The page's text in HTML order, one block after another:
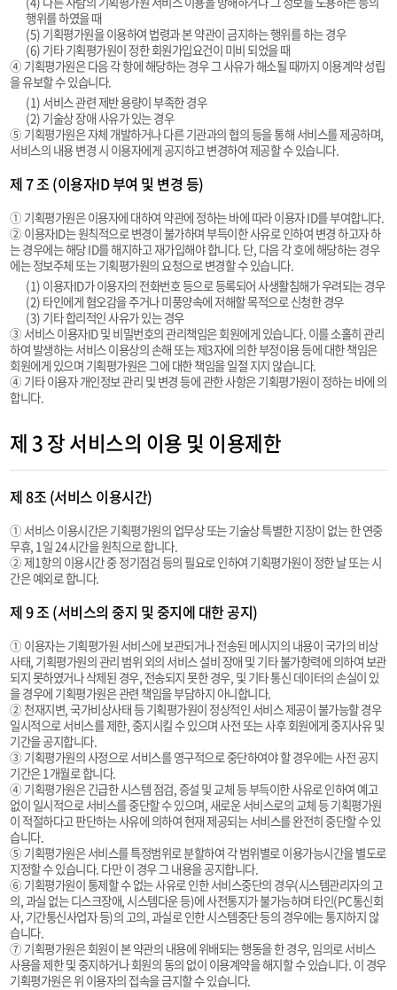
행위를 하였을 때
(5) 기획평가원을 이용하여 법령과 본 약관이 금지하는 행위를 하는 경우
(6) 기타 기획평가원이 정한 회원가입요건이 미비 되었을 때
④ 기획평가원은 다음 각 항에 해당하는 경우 그 사유가 해소될 때까지 이용계약 성립
을 유보할 수 있습니다.
(1) 서비스 관련 제반 용량이 부족한 경우
(2) 기술상 장애 사유가 있는 경우
⑤ 기획평가원은 자체 개발하거나 다른 기관과의 협의 등을 통해 서비스를 제공하며,
서비스의 내용 변경 시 이용자에게 공지하고 변경하여 제공할 수 있습니다.
제 7 조 (이용자ID 부여 및 변경 등)
① 기획평가원은 이용자에 대하여 약관에 정하는 바에 따라 이용자 ID를 부여합니다.
② 이용자ID는 원칙적으로 변경이 불가하며 부득이한 사유로 인하여 변경 하고자 하
는 경우에는 해당 ID를 해지하고 재가입해야 합니다. 단, 다음 각 호에 해당하는 경우
에는 정보주체 또는 기획평가원의 요청으로 변경할 수 있습니다.
(1) 이용자ID가 이용자의 전화번호 등으로 등록되어 사생활침해가 우려되는 경우
(2) 타인에게 혐오감을 주거나 미풍양속에 저해할 목적으로 신청한 경우
(3) 기타 합리적인 사유가 있는 경우
③ 서비스 이용자ID 및 비밀번호의 관리책임은 회원에게 있습니다. 이를 소홀히 관리
하여 발생하는 서비스 이용상의 손해 또는 제3자에 의한 부정이용 등에 대한 책임은
회원에게 있으며 기획평가원은 그에 대한 책임을 일절 지지 않습니다.
④ 기타 이용자 개인정보 관리 및 변경 등에 관한 사항은 기획평가원이 정하는 바에 의
합니다.
제 3 장 서비스의 이용 및 이용제한
제 8조 (서비스 이용시간)
① 서비스 이용시간은 기획평가원의 업무상 또는 기술상 특별한 지장이 없는 한 연중
무휴, 1일 24시간을 원칙으로 합니다.
② 제1항의 이용시간 중 정기점검 등의 필요로 인하여 기획평가원이 정한 날 또는 시
간은 예외로 합니다.
제 9 조 (서비스의 중지 및 중지에 대한 공지)
① 이용자는 기획평가원 서비스에 보관되거나 전송된 메시지의 내용이 국가의 비상
사태, 기획평가원의 관리 범위 외의 서비스 설비 장애 및 기타 불가항력에 의하여 보관
되지 못하였거나 삭제된 경우, 전송되지 못한 경우, 및 기타 통신 데이터의 손실이 있
을 경우에 기획평가원은 관련 책임을 부담하지 아니합니다.
② 천재지변, 국가비상사태 등 기획평가원이 정상적인 서비스 제공이 불가능할 경우
일시적으로 서비스를 제한, 중지시킬 수 있으며 사전 또는 사후 회원에게 중지사유 및
기간을 공지합니다.
③ 기획평가원의 사정으로 서비스를 영구적으로 중단하여야 할 경우에는 사전 공지
기간은 1개월로 합니다.
④ 기획평가원은 긴급한 시스템 점검, 증설 및 교체 등 부득이한 사유로 인하여 예고
없이 일시적으로 서비스를 중단할 수 있으며, 새로운 서비스로의 교체 등 기획평가원
이 적절하다고 판단하는 사유에 의하여 현재 제공되는 서비스를 완전히 중단할 수 있
습니다.
⑤ 기획평가원은 서비스를 특정범위로 분할하여 각 범위별로 이용가능시간을 별도로
지정할 수 있습니다. 다만 이 경우 그 내용을 공지합니다.
⑥ 기획평가원이 통제할 수 없는 사유로 인한 서비스중단의 경우(시스템관리자의 고
의, 과실 없는 디스크장애, 시스템다운 등)에 사전통지가 불가능하며 타인(PC통신회
사, 기간통신사업자 등)의 고의, 과실로 인한 시스템중단 등의 경우에는 통지하지 않
습니다.
⑦ 기획평가원은 회원이 본 약관의 내용에 위배되는 행동을 한 경우, 임의로 서비스
사용을 제한 및 중지하거나 회원의 동의 없이 이용계약을 해지할 수 있습니다. 이 경우
기획평가원은 위 이용자의 접속을 금지할 수 있습니다.